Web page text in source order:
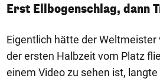
Erst Ellbogenschlag, dann
Eigentlich hätte der Weltmeister
der ersten Halbzeit vom Platz
einem Video zu sehen ist,